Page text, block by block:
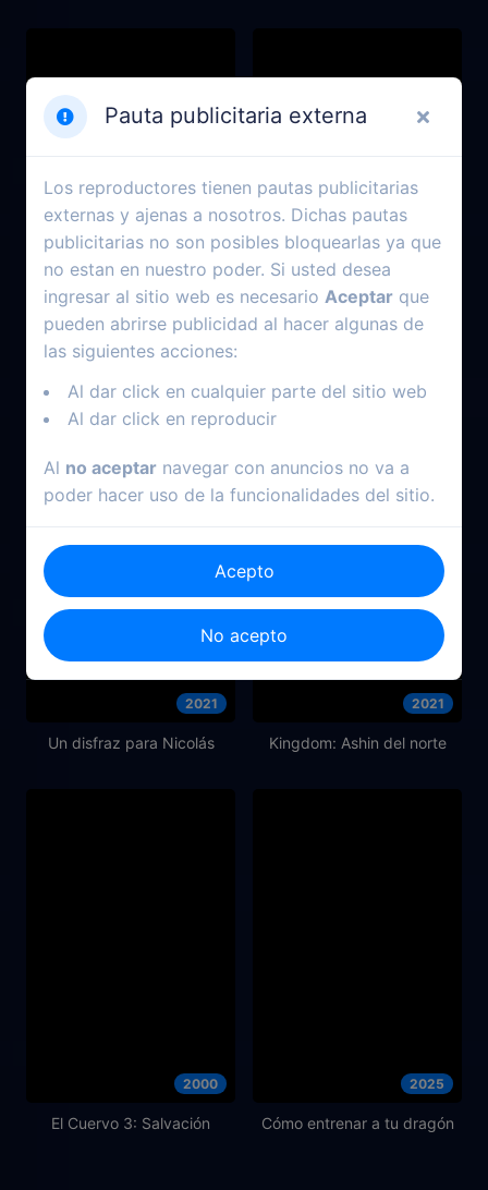
2018
El final de todo
2011
2021
Un disfraz para Nicolás
2021
Kingdom: Ashin del norte
2000
El Cuervo 3: Salvación
2025
Cómo entrenar a tu dragón
Pauta publicitaria externa
Los reproductores tienen pautas publicitarias
externas y ajenas a nosotros. Dichas pautas
publicitarias no son posibles bloquearlas ya que
no estan en nuestro poder. Si usted desea
ingresar al sitio web es necesario Aceptar que
pueden abrirse publicidad al hacer algunas de
las siguientes acciones:
Al dar click en cualquier parte del sitio web
Al dar click en reproducir
Al no aceptar navegar con anuncios no va a
poder hacer uso de la funcionalidades del sitio.
Acepto
No acepto